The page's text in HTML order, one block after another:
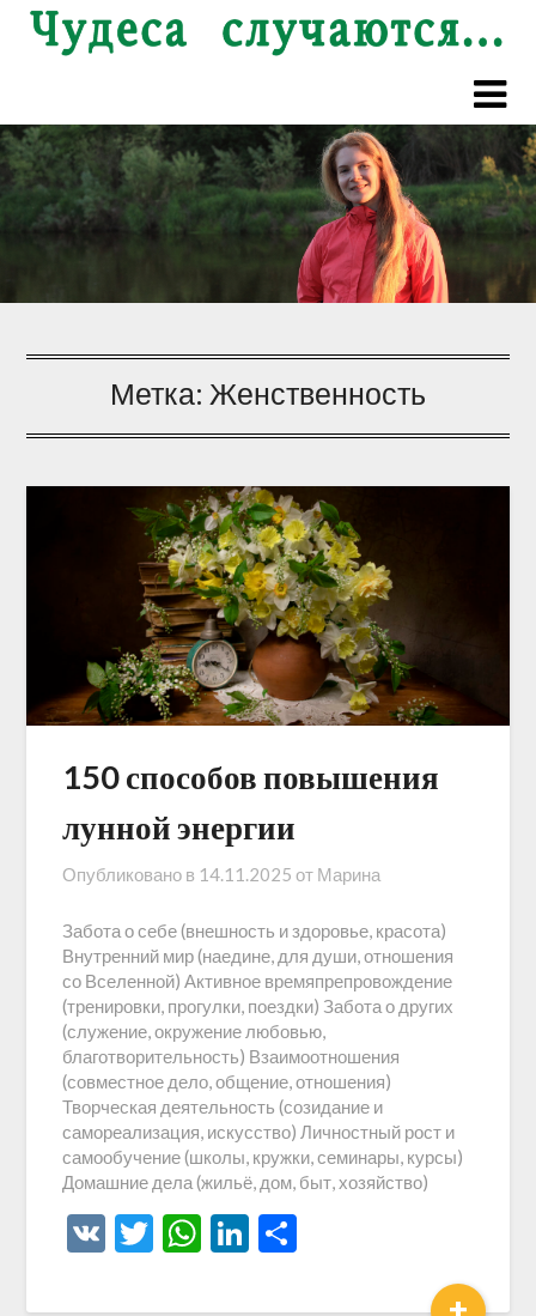
Перейти
Метка: Женственность
150 способов повышения
лунной энергии
Опубликовано в 14.11.2025 от Марина
Забота о себе (внешность и здоровье, красота)
Внутренний мир (наедине, для души, отношения
со Вселенной) Активное времяпрепровождение
(тренировки, прогулки, поездки) Забота о других
(служение, окружение любовью,
благотворительность) Взаимоотношения
(совместное дело, общение, отношения)
Творческая деятельность (созидание и
самореализация, искусство) Личностный рост и
самообучение (школы, кружки, семинары, курсы)
Домашние дела (жильё, дом, быт, хозяйство)
VK Twitter
WhatsApp
LinkedIn